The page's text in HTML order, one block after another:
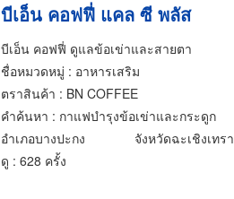
บีเอ็น คอฟฟี่ แคล ซี พลัส
บีเอ็น คอฟฟี่ ดูแลข้อเข่าและสายตา
ชื่อหมวดหมู่ : อาหารเสริม
ตราสินค้า : BN COFFEE
คำค้นหา : กาแฟบำรุงข้อเข่าและกระดูก
อำเภอบางปะกง
จังหวัดฉะเชิงเทรา
ดู : 628 ครั้ง